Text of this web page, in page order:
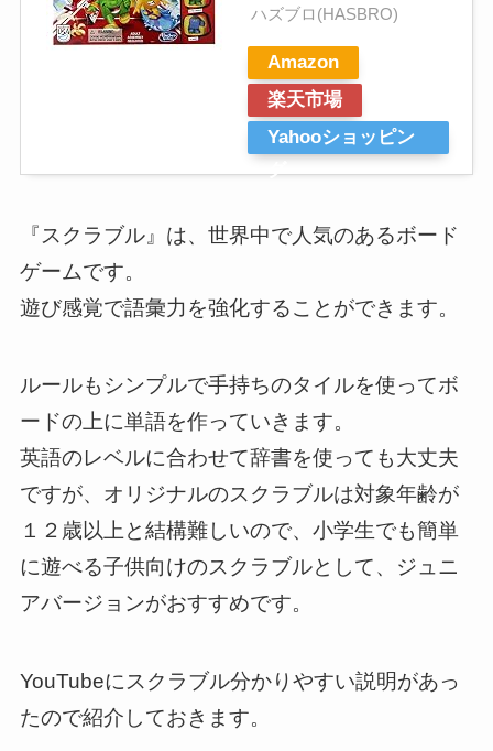
ハズブロ(HASBRO)
Amazon
楽天市場
Yahooショッピン
グ
『スクラブル』は、世界中で人気のあるボード
ゲームです。
遊び感覚で語彙力を強化することができます。
ルールもシンプルで手持ちのタイルを使ってボ
ードの上に単語を作っていきます。
英語のレベルに合わせて辞書を使っても大丈夫
ですが、オリジナルのスクラブルは対象年齢が
１２歳以上と結構難しいので、小学生でも簡単
に遊べる子供向けのスクラブルとして、ジュニ
アバージョンがおすすめです。
YouTubeにスクラブル分かりやすい説明があっ
たので紹介しておきます。